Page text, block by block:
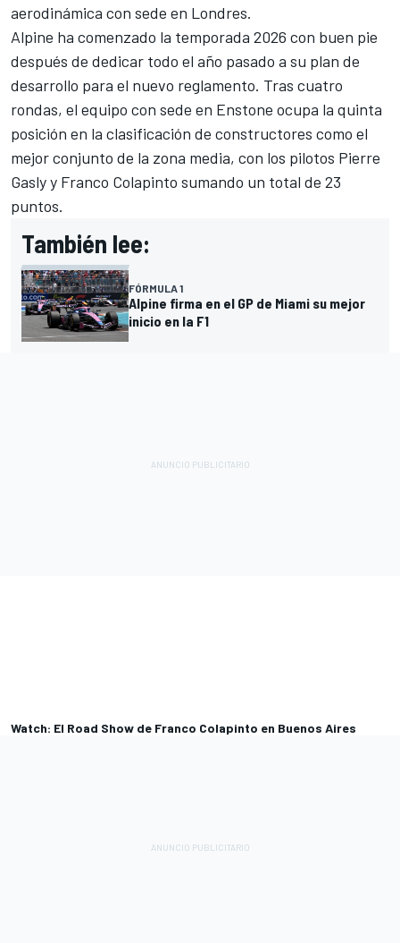
aerodinámica con sede en Londres.
Alpine ha comenzado la temporada 2026 con buen pie
después de dedicar todo el año pasado a su plan de
desarrollo para el nuevo reglamento. Tras cuatro
rondas, el equipo con sede en Enstone ocupa la quinta
posición en la clasificación de constructores como el
mejor conjunto de la zona media, con los pilotos Pierre
Gaslyy Franco Colapinto sumando un total de 23
puntos.
También lee:
FÓRMULA 1
Alpine firma en el GP de Miami su mejor
inicio en la F1
Watch: El Road Show de Franco Colapinto en Buenos Aires